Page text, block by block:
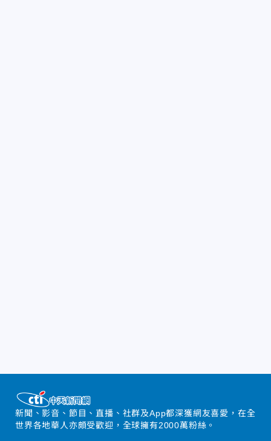
新聞、影音、節目、直播、社群及App都深獲網友喜愛，在全
世界各地華人亦頗受歡迎，全球擁有2000萬粉絲。